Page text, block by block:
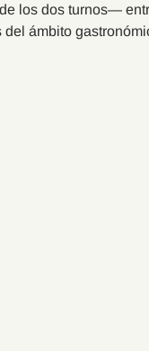
los dos turnos—
del ámbito